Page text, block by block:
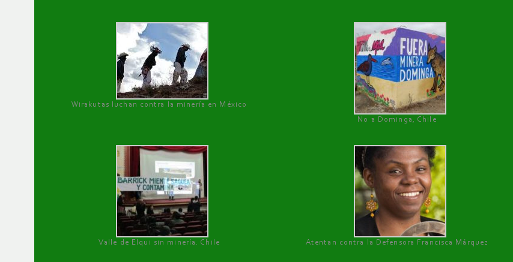
Wirakutas luchan contra la minería en México
No a Dominga, Chile
Valle de Elqui sin minería. Chile Atentan contra la Defensora Francisca Márquez